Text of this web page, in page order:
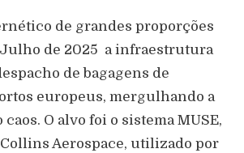
de grandes proporções
Julho de 2025 a infraestrutura
de bagagens de
europeus, mergulhando a
O alvo foi o sistema MUSE,
Aerospace, utilizado por